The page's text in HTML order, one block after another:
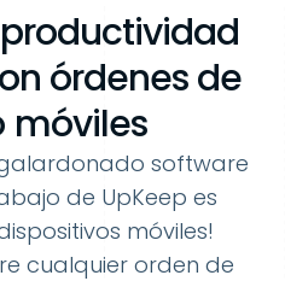
órdenes de
móviles
galardonado software
de UpKeep es
móviles!
cualquier orden de